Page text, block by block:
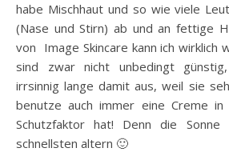
habe Mischhaut und so wie viele
(Nase und Stirn) ab und an fettige
von Image Skincare kann ich wirklich
sind zwar nicht unbedingt
irrsinnig lange damit aus, weil sie
benutze auch immer eine Creme
Schutzfaktor hat! Denn die
schnellsten altern 🙂